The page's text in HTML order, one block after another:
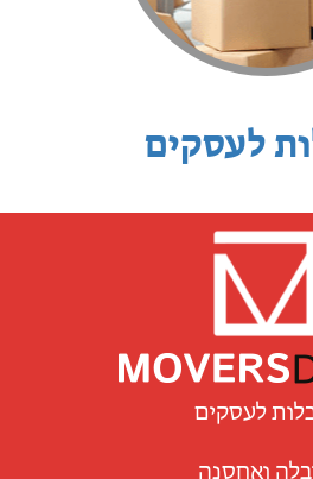
לעסקים
לעסקים
ואחסנה